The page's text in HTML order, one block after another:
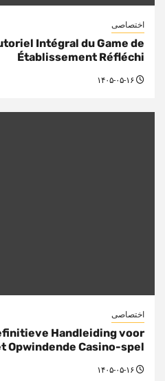
اختصاصی
Intégral du Game de
Établissement Réfléchi
اختصاصی
Handleiding voor
Opwindende Casino-spel